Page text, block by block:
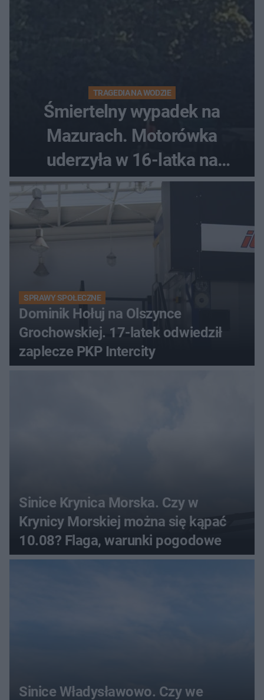
TRAGEDIA NA WODZIE
Śmiertelny wypadek na
Mazurach. Motorówka
uderzyła w 16-latka na
skuterze
SPRAWY SPOŁECZNE
Dominik Hołuj na Olszynce
Grochowskiej. 17-latek odwiedził
zaplecze PKP Intercity
Sinice Krynica Morska. Czy w
Krynicy Morskiej można się kąpać
10.08? Flaga, warunki pogodowe
Sinice Władysławowo. Czy we